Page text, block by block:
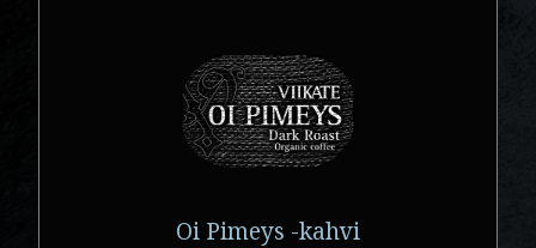
Oi Pimeys -kahvi